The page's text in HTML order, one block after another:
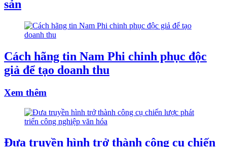
sản
Cách hãng tin Nam Phi chinh phục độc
giả để tạo doanh thu
Xem thêm
Đưa truyền hình trở thành công cụ chiến